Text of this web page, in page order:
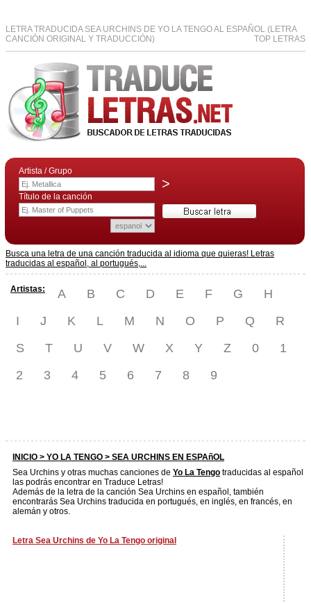
LETRA TRADUCIDA SEA URCHINS DE YO LA TENGO AL ESPAÑOL (LETRA
CANCIÓN ORIGINAL Y TRADUCCIÓN)
TOP LETRAS
Artista / Grupo
>
Título de la canción
Busca una letra de una canción traducida al idioma que quieras! Letras
traducidas al español, al portugués,...
Artistas: A B C D E F G
H
I
J K L M N O P Q
R
S
T U V W X Y Z 0
1
2
3 4 5 6 7 8 9
INICIO > YO LA TENGO > SEA URCHINS EN ESPAñOL
Sea Urchins y otras muchas canciones de Yo La Tengo traducidas al español
las podrás encontrar en Traduce Letras!
Además de la letra de la canción Sea Urchins en español, también
encontrarás Sea Urchins traducida en portugués, en inglés, en francés, en
alemán y otros.
Letra Sea Urchins de Yo La Tengo original